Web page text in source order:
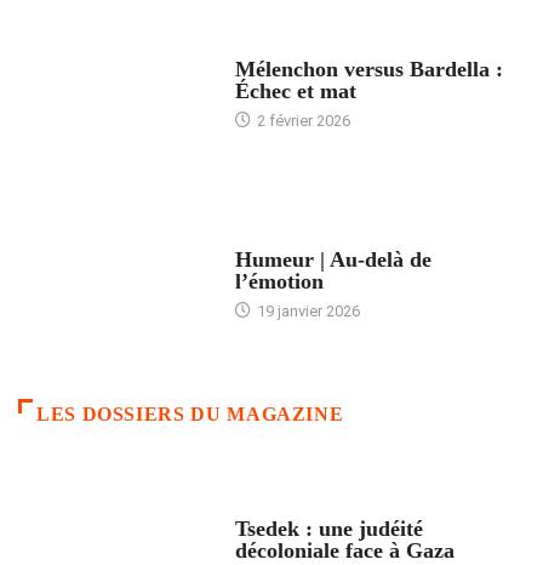
Mélenchon versus Bardella :
Échec et mat
2 février 2026
Humeur | Au-delà de
l’émotion
19 janvier 2026
LES DOSSIERS DU MAGAZINE
Tsedek : une judéité
décoloniale face à Gaza